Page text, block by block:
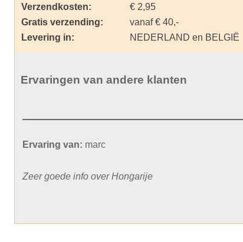
Verzendkosten:
€ 2,95
Gratis verzending:
vanaf € 40,-
Levering in:
NEDERLAND en BELGIË
Ervaringen van andere klanten
Ervaring van: marc
Zeer goede info over Hongarije